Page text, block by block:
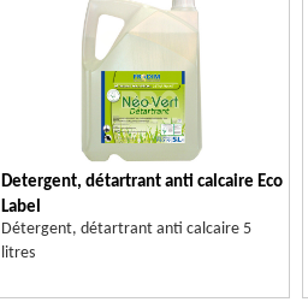
Detergent, détartrant anti calcaire Eco
Label
Détergent, détartrant anti calcaire 5
litres